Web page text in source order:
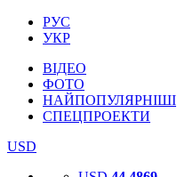
РУС
УКР
ВІДЕО
ФОТО
НАЙПОПУЛЯРНІШІ
СПЕЦПРОЕКТИ
USD